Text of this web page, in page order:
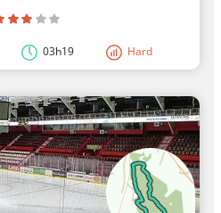
03h19 Hard